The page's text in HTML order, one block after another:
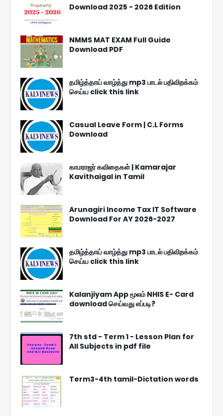
Download 2025 - 2026 Edition
NMMS MAT EXAM Full Guide
Download PDF
தமிழ்த்தாய் வாழ்த்து mp3 பாடல் பதிவிறக்கம்
செய்ய click this link
Casual Leave Form | C.L Forms
Download
காமராஜர் கவிதைகள் | Kamarajar
Kavithaigal in Tamil
Arunagiri Income Tax IT Software
Download For AY 2026-2027
தமிழ்த்தாய் வாழ்த்து mp3 பாடல் பதிவிறக்கம்
செய்ய click this link
Kalanjiyam App மூலம் NHIS E- Card
download செய்வது எப்படி?
7th std - Term 1 - Lesson Plan for
All Subjects in pdf file
Term3-4th tamil-Dictation words